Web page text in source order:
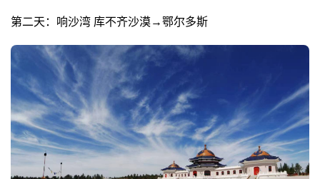
第二天：响沙湾 库不齐沙漠→鄂尔多斯